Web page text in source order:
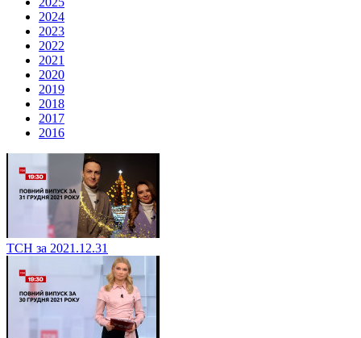
2024
2023
2022
2021
2020
2019
2018
2017
2016
ТСН за 2021.12.31